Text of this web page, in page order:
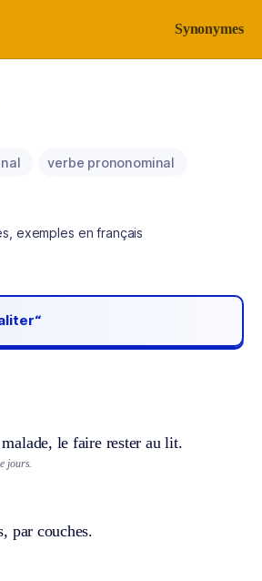
Synonymes
verbe prononominal
exemples en français
le faire rester au lit.
jours.
par couches.